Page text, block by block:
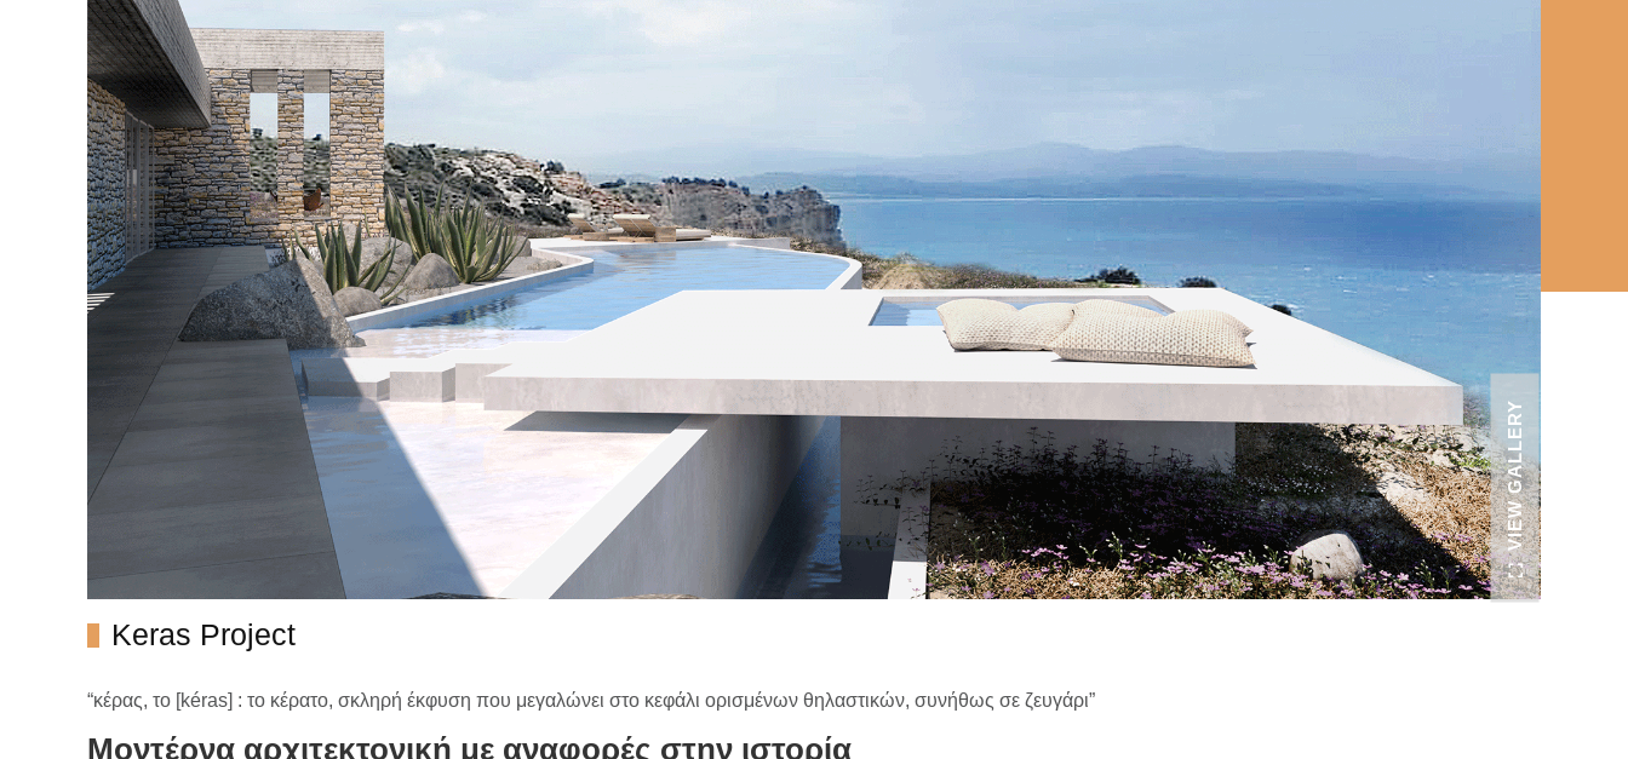
VIEW GALLERY
Keras Project
“κέρας, το [kéras] : το κέρατο, σκληρή έκφυση που μεγαλώνει στο κεφάλι ορισμένων θηλαστικών, συνήθως σε ζευγάρι”
Μοντέρνα αρχιτεκτονική με αναφορές στην ιστορία